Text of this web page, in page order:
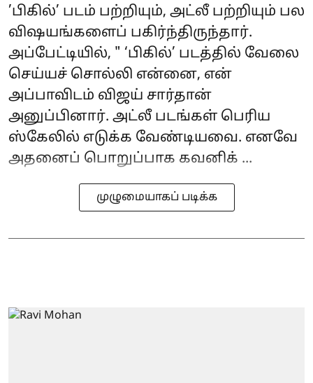
’பிகில்’ படம் பற்றியும், அட்லீ பற்றியும் பல
விஷயங்களைப் பகிர்ந்திருந்தார்.
அப்பேட்டியில், " ‘பிகில்’ படத்தில் வேலை
செய்யச் சொல்லி என்னை, என்
அப்பாவிடம் விஜய் சார்தான்
அனுப்பினார். அட்லீ படங்கள் பெரிய
ஸ்கேலில் எடுக்க வேண்டியவை. எனவே
அதனைப் பொறுப்பாக கவனிக் ...
முழுமையாகப் படிக்க